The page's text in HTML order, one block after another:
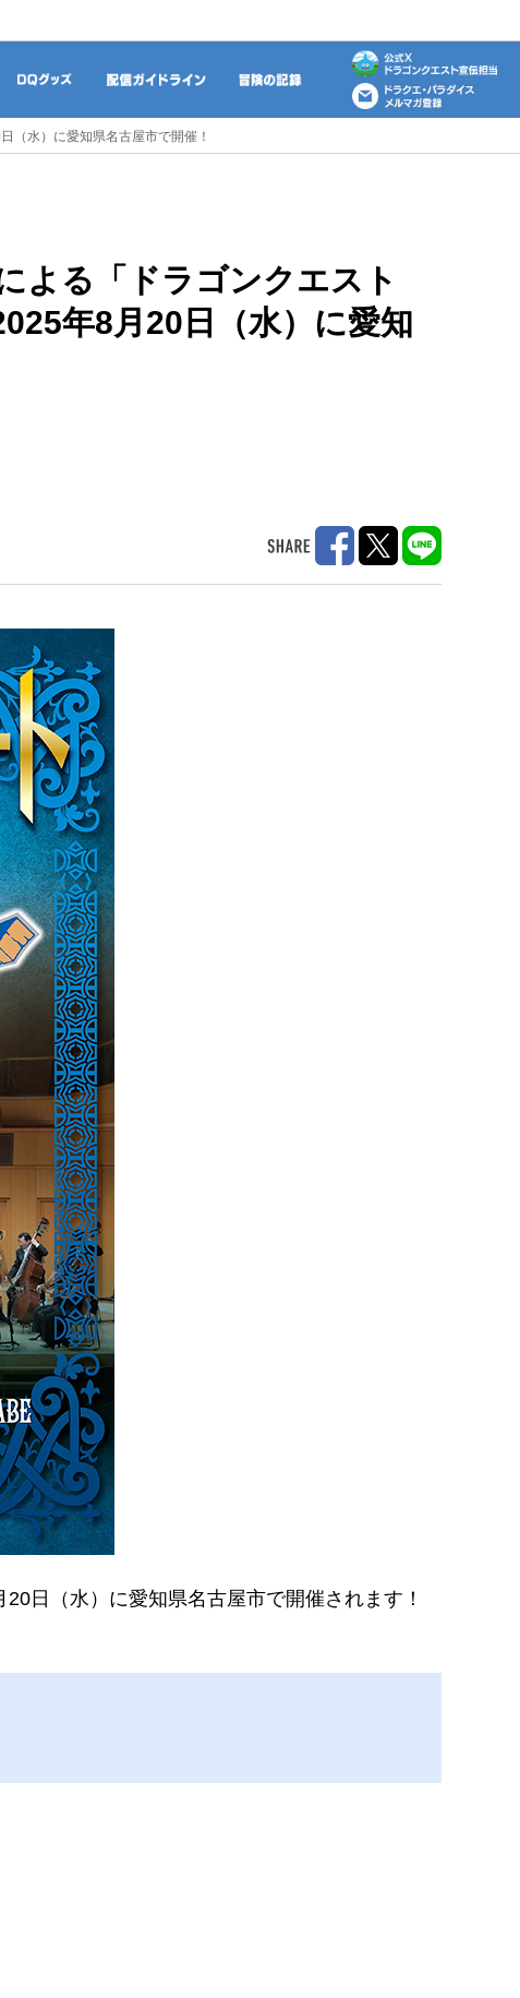
冒険の記録
（水）に愛知県名古屋市で開催！
よる「ドラゴンクエスト
年8月20日（水）に愛知
日（水）に愛知県名古屋市で開催されます！